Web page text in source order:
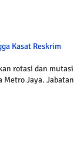
Kasat Reskrim
rotasi dan mutasi
Jaya. Jabatan